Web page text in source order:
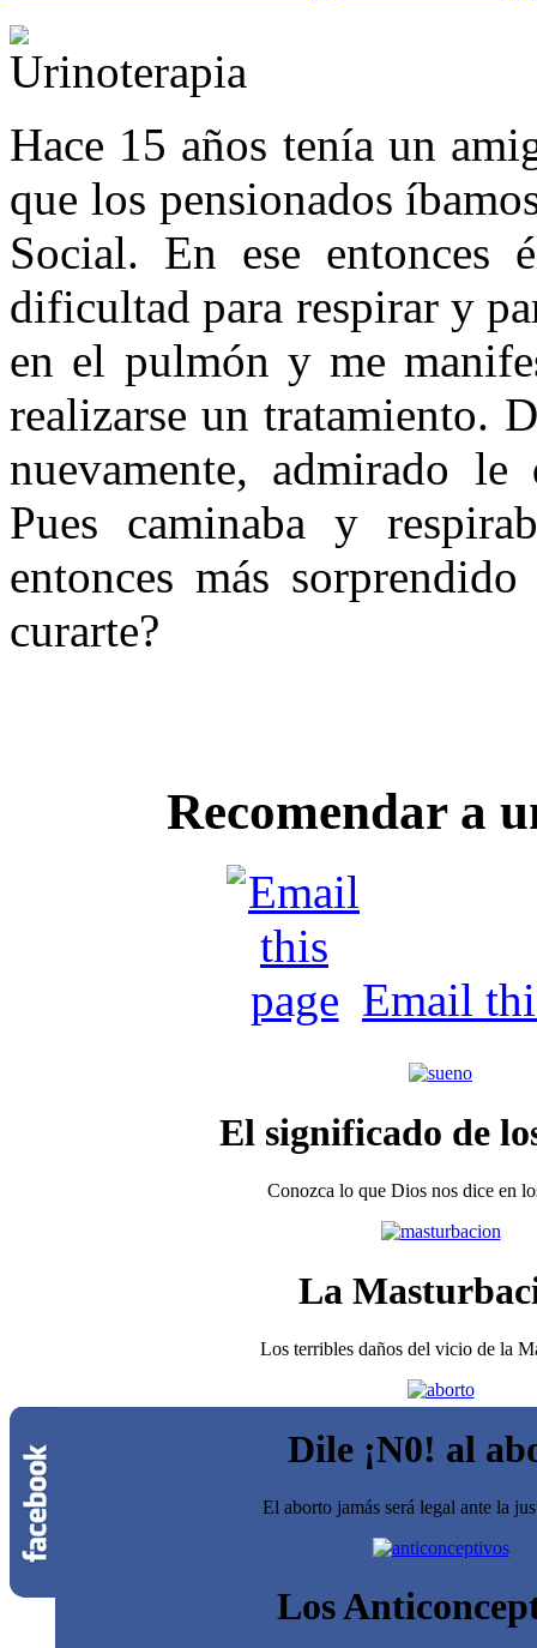
Hace 15 años tenía un
que los pensionados
Social. En ese
dificultad para respirar y
en el pulmón y me
realizarse un tratamiento.
nuevamente, admirado
Pues caminaba y
entonces más
curarte?
Recomendar a
Email
El significado de
Conozca lo que Dios nos dice en
La
Los terribles daños del vicio de la
Dile ¡N0! al
El aborto jamás será legal ante la
Los